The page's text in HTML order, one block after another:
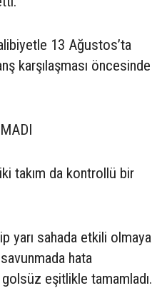
13 Ağustos’ta
karşılaşması öncesinde
iki takım da kontrollü bir
yarı sahada etkili olmaya
hata
eşitlikle tamamladı.